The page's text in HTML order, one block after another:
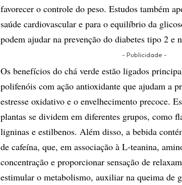
favorecer o controle do peso. Estudos também
saúde cardiovascular e para o equilíbrio da
podem ajudar na prevenção do diabetes tipo 2 e
- Publicidade -
Os benefícios do chá verde estão ligados
polifenóis com ação antioxidante que ajudam a
estresse oxidativo e o envelhecimento precoce.
plantas se dividem em diferentes grupos, como
ligninas e estilbenos. Além disso, a bebida
de cafeína, que, em associação à L-teanina,
concentração e proporcionar sensação de
estimular o metabolismo, auxiliar na queima de